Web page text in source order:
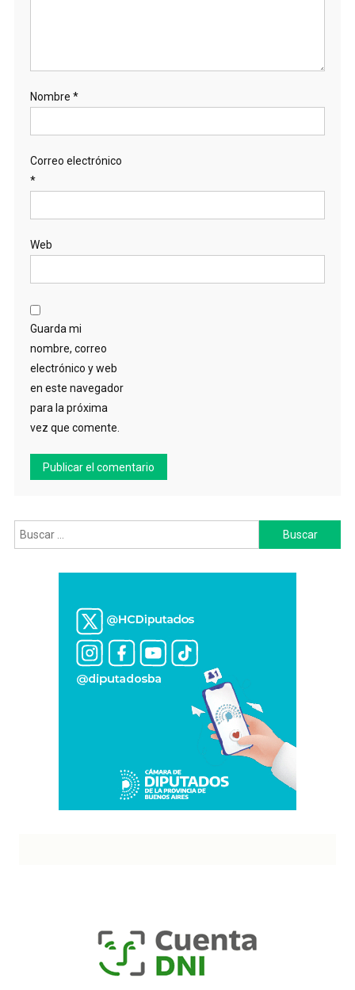
Nombre *
Correo electrónico
*
Web
Guarda mi
nombre, correo
electrónico y web
en este navegador
para la próxima
vez que comente.
Buscar: